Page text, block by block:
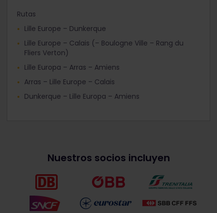
Rutas
Lille Europe – Dunkerque
Lille Europe – Calais (– Boulogne Ville – Rang du
Fliers Verton)
Lille Europa – Arras – Amiens
Arras – Lille Europe – Calais
Dunkerque – Lille Europa – Amiens
Nuestros socios incluyen